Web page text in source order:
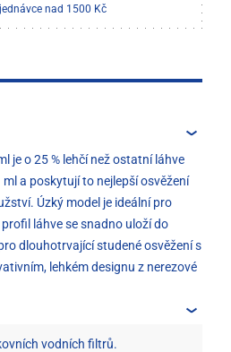
nad 1500 Kč
je o 25 % lehčí než ostatní láhve
a poskytují to nejlepší osvěžení
Úzký model je ideální pro
láhve se snadno uloží do
dlouhotrvající studené osvěžení s
lehkém designu z nerezové
vodních filtrů.